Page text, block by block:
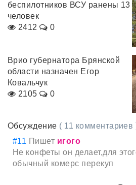
беспилотников ВСУ ранены 13
человек
2412
0
Врио губернатора Брянской
области назначен Егор
Ковальчук
2105
0
Обсуждение ( 11 комментариев
#11 Пишет игого
Не конфеты он делает,для
обычный комерс перекуп